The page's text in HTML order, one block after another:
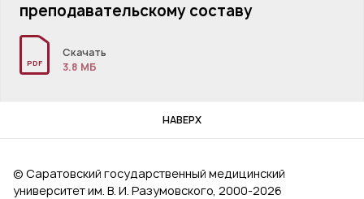
преподавательскому составу
PDF
Скачать
3.8 MБ
НАВЕРХ
© Саратовский государственный медицинский
университет им. В. И. Разумовского, 2000‑2026